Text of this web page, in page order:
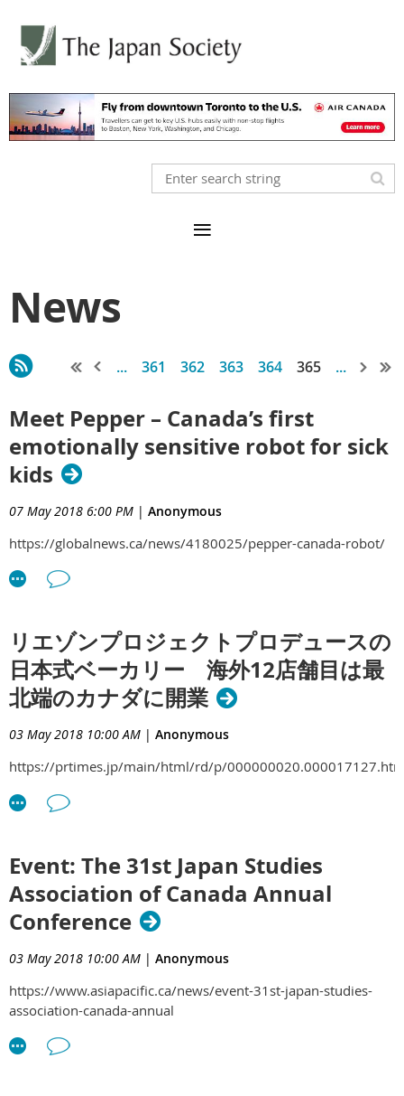
News
... 361 362 363 364 365 ...
Meet Pepper – Canada’s first
emotionally sensitive robot for sick
kids
07 May 2018 6:00 PM | Anonymous
https://globalnews.ca/news/4180025/pepper-canada-robot/
リエゾンプロジェクトプロデュースの
日本式ベーカリー 海外12店舗目は最
北端のカナダに開業
03 May 2018 10:00 AM | Anonymous
https://prtimes.jp/main/html/rd/p/
Event: The 31st Japan Studies
Association of Canada Annual
Conference
03 May 2018 10:00 AM | Anonymous
https://www.asiapacific.ca/news/event-31st-japan-studies-
association-canada-annual